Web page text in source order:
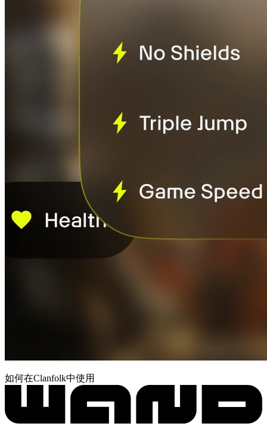
如何在Clanfolk中使用